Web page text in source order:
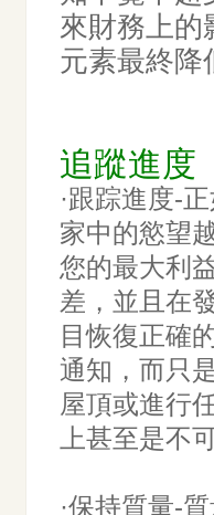
來財務上的
元素最終降
追蹤進度
·跟踪進度-
家中的慾望
您的最大利
差，並且在
目恢復正確
通知，而只
屋頂或進行
上甚至是不
·保持質量-